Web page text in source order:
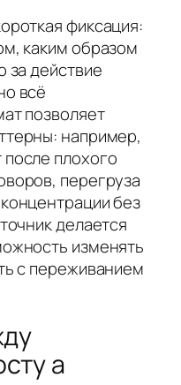
фиксация:
каким образом
за действие
всё
позволяет
например,
плохого
перегруза
без
делается
изменять
с переживанием
а